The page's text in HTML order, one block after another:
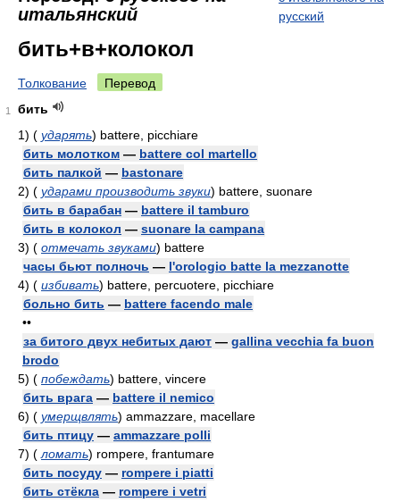
итальянский
русский
бить+в+колокол
Толкование Перевод
1
бить
1) ( ударять) battere, picchiare
бить молотком — battere col martello
бить палкой — bastonare
2) ( ударами производить звуки) battere, suonare
бить в барабан — battere il tamburo
бить в колокол — suonare la campana
3) ( отмечать звуками) battere
часы бьют полночь — l'orologio batte la mezzanotte
4) ( избивать) battere, percuotere, picchiare
больно бить — battere facendo male
••
за битого двух небитых дают — gallina vecchia fa buon
brodo
5) ( побеждать) battere, vincere
бить врага — battere il nemico
6) ( умерщвлять) ammazzare, macellare
бить птицу — ammazzare polli
7) ( ломать) rompere, frantumare
бить посуду — rompere i piatti
бить стёкла — rompere i vetri